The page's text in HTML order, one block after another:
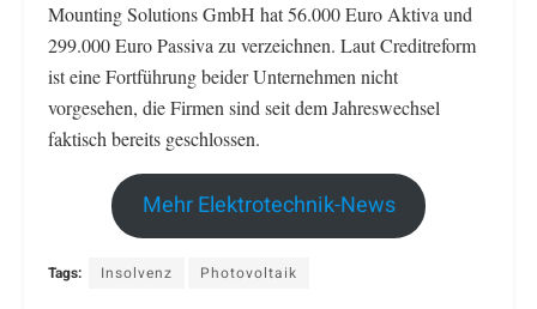
Mounting Solutions GmbH hat 56.000 Euro Aktiva und
299.000 Euro Passiva zu verzeichnen. Laut Creditreform
ist eine Fortführung beider Unternehmen nicht
vorgesehen, die Firmen sind seit dem Jahreswechsel
faktisch bereits geschlossen.
Mehr Elektrotechnik-News
Tags: Insolvenz Photovoltaik